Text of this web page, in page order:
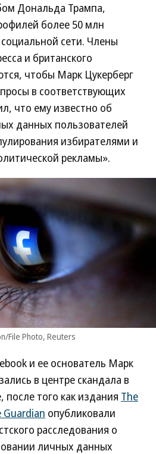
Дональда Трампа,
более 50 млн
сети. Члены
и британского
чтобы Марк Цукерберг
в соответствующих
что ему известно об
данных пользователей
избирателями и
рекламы».
File Photo, Reuters
и ее основатель Марк
в центре скандала в
того как издания The
Guardian опубликовали
расследования о
личных данных